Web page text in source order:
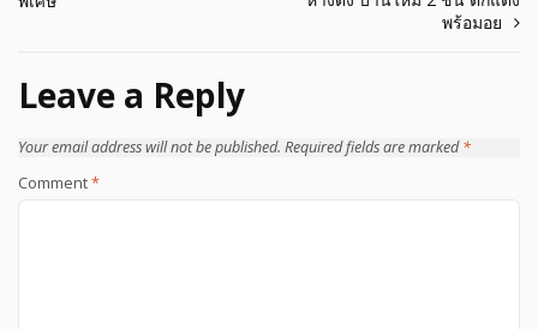
พร้อมอย
Leave a Reply
Your email address will not be published. Required fields are marked*
Comment*